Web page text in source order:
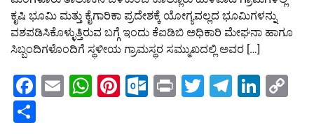
ಕೃಷಿ ಭೂಮಿ ಮತ್ತು ಕೈಗಾರಿಕಾ ಪ್ರದೇಶಕ್ಕೆ ಯೋಗ್ಯವಲ್ಲದ ಭೂಮಿಗಳನ್ನು
ವಶಪಡಿಸಿಕೊಳ್ಳುತ್ತಿರುವ ಬಗ್ಗೆ ಇಂದು ಕೆಐಡಿಬಿ ಅಧಿಕಾರಿ ಮೇಘನಾ ಹಾಗೂ
ಸಿಬ್ಬಂದಿಗಳೊಂದಿಗೆ ಸ್ಥಳೀಯ ಗ್ರಾಮಸ್ಥರ ಸಮ್ಮುಖದಲ್ಲಿ ಅವರ […]
Facebook
EmailWhatsApp
Pinterest
Outlook.com
PrintTwitter